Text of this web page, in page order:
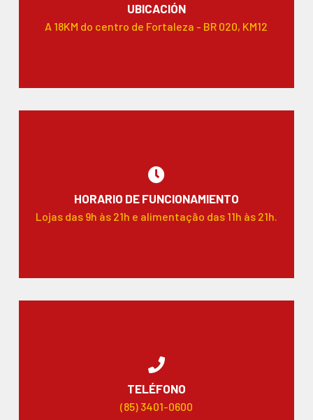
UBICACIÓN
A 18KM do centro de Fortaleza - BR 020, KM12
HORARIO DE FUNCIONAMIENTO
Lojas das 9h às 21h e alimentação das 11h às 21h.
TELÉFONO
(85) 3401-0600